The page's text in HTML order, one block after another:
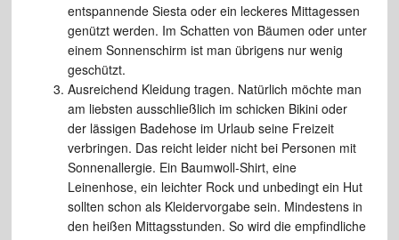
entspannende Siesta oder ein leckeres Mittagessen
genützt werden. Im Schatten von Bäumen oder unter
einem Sonnenschirm ist man übrigens nur wenig
geschützt.
Ausreichend Kleidung tragen. Natürlich möchte man
am liebsten ausschließlich im schicken Bikini oder
der lässigen Badehose im Urlaub seine Freizeit
verbringen. Das reicht leider nicht bei Personen mit
Sonnenallergie. Ein Baumwoll-Shirt, eine
Leinenhose, ein leichter Rock und unbedingt ein Hut
sollten schon als Kleidervorgabe sein. Mindestens in
den heißen Mittagsstunden. So wird die empfindliche